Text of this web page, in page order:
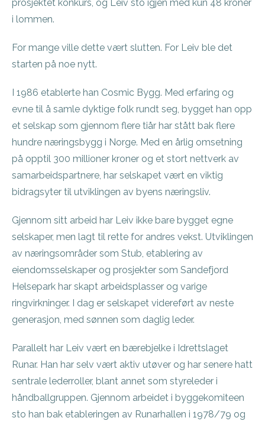
prosjektet konkurs, og Leiv sto igjen med kun 48 kroner
i lommen.
For mange ville dette vært slutten. For Leiv ble det
starten på noe nytt.
I 1986 etablerte han Cosmic Bygg. Med erfaring og
evne til å samle dyktige folk rundt seg, bygget han opp
et selskap som gjennom flere tiår har stått bak flere
hundre næringsbygg i Norge. Med en årlig omsetning
på opptil 300 millioner kroner og et stort nettverk av
samarbeidspartnere, har selskapet vært en viktig
bidragsyter til utviklingen av byens næringsliv.
Gjennom sitt arbeid har Leiv ikke bare bygget egne
selskaper, men lagt til rette for andres vekst. Utviklingen
av næringsområder som Stub, etablering av
eiendomsselskaper og prosjekter som Sandefjord
Helsepark har skapt arbeidsplasser og varige
ringvirkninger. I dag er selskapet videreført av neste
generasjon, med sønnen som daglig leder.
Parallelt har Leiv vært en bærebjelke i Idrettslaget
Runar. Han har selv vært aktiv utøver og har senere hatt
sentrale lederroller, blant annet som styreleder i
håndballgruppen. Gjennom arbeidet i byggekomiteen
sto han bak etableringen av Runarhallen i 1978/79 og